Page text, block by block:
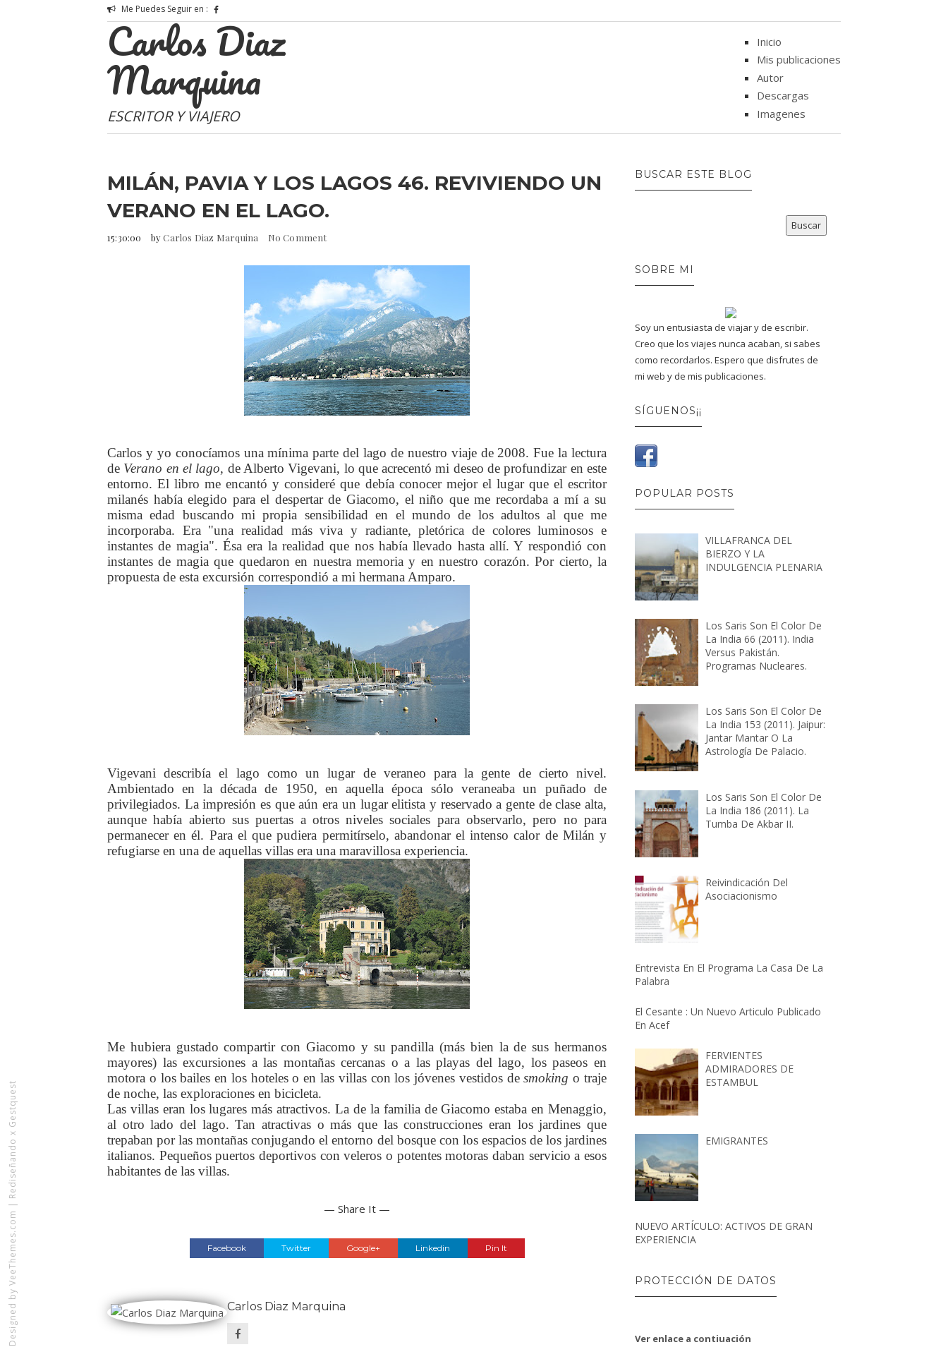
Designed by
VeeThemes.com
|
Rediseñando x Gestquest
Me Puedes Seguir en :
Carlos Diaz
Marquina
ESCRITOR Y VIAJERO
Inicio
Mis publicaciones
Autor
Descargas
Imagenes
MILÁN, PAVIA Y LOS LAGOS 46. REVIVIENDO UN
VERANO EN EL LAGO.
15:30:00 byCarlos Diaz Marquina No Comment
Carlos y yo conocíamos una mínima parte del lago de nuestro viaje de 2008. Fue la lectura
de Verano en el lago, de Alberto Vigevani, lo que acrecentó mi deseo de profundizar en este
entorno. El libro me encantó y consideré que debía conocer mejor el lugar que el escritor
milanés había elegido para el despertar de Giacomo, el niño que me recordaba a mí a su
misma edad buscando mi propia sensibilidad en el mundo de los adultos al que me
incorporaba. Era "una realidad más viva y radiante, pletórica de colores luminosos e
instantes de magia". Ésa era la realidad que nos había llevado hasta allí. Y respondió con
instantes de magia que quedaron en nuestra memoria y en nuestro corazón. Por cierto, la
propuesta de esta excursión correspondió a mi hermana Amparo.
Vigevani describía el lago como un lugar de veraneo para la gente de cierto nivel.
Ambientado en la década de 1950, en aquella época sólo veraneaba un puñado de
privilegiados. La impresión es que aún era un lugar elitista y reservado a gente de clase alta,
aunque había abierto sus puertas a otros niveles sociales para observarlo, pero no para
permanecer en él. Para el que pudiera permitírselo, abandonar el intenso calor de Milán y
refugiarse en una de aquellas villas era una maravillosa experiencia.
Me hubiera gustado compartir con Giacomo y su pandilla (más bien la de sus hermanos
mayores) las excursiones a las montañas cercanas o a las playas del lago, los paseos en
motora o los bailes en los hoteles o en las villas con los jóvenes vestidos desmoking o traje
de noche, las exploraciones en bicicleta.
Las villas eran los lugares más atractivos. La de la familia de Giacomo estaba en Menaggio,
al otro lado del lago. Tan atractivas o más que las construcciones eran los jardines que
trepaban por las montañas conjugando el entorno del bosque con los espacios de los jardines
italianos. Pequeños puertos deportivos con veleros o potentes motoras daban servicio a esos
habitantes de las villas.
— Share It —
Facebook Twitter Google+ Linkedin Pin It
Carlos Diaz Marquina
BUSCAR ESTE BLOG
SOBRE MI
Soy un entusiasta de viajar y de escribir.
Creo que los viajes nunca acaban, si sabes
como recordarlos. Espero que disfrutes de
mi web y de mis publicaciones.
SÍGUENOS¡¡
POPULAR POSTS
VILLAFRANCA DEL
BIERZO Y LA
INDULGENCIA PLENARIA
Los Saris Son El Color De
La India 66 (2011). India
Versus Pakistán.
Programas Nucleares.
Los Saris Son El Color De
La India 153 (2011). Jaipur:
Jantar Mantar O La
Astrología De Palacio.
Los Saris Son El Color De
La India 186 (2011). La
Tumba De Akbar II.
Reivindicación Del
Asociacionismo
Entrevista En El Programa La Casa De La
Palabra
El Cesante : Un Nuevo Articulo Publicado
En Acef
FERVIENTES
ADMIRADORES DE
ESTAMBUL
EMIGRANTES
NUEVO ARTÍCULO: ACTIVOS DE GRAN
EXPERIENCIA
PROTECCIÓN DE DATOS
Ver enlace a contiuación